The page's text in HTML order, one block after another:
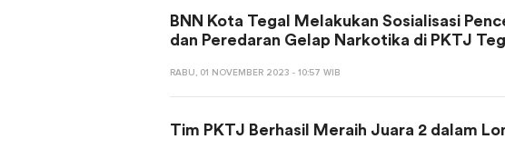
BNN Kota Tegal Melakukan Sosialisasi
dan Peredaran Gelap Narkotika di PKTJ
RABU, 01 NOVEMBER 2023 - 10:57 WIB
Tim PKTJ Berhasil Meraih Juara 2 dalam